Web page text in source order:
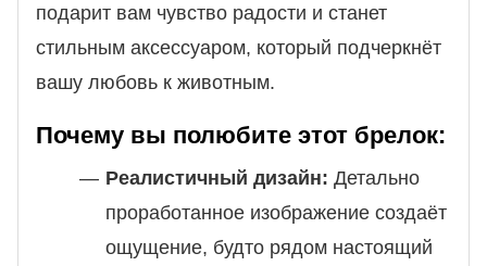
подарит вам чувство радости и станет
стильным аксессуаром, который подчеркнёт
вашу любовь к животным.
Почему вы полюбите этот брелок:
Реалистичный дизайн: Детально
проработанное изображение создаёт
ощущение, будто рядом настоящий